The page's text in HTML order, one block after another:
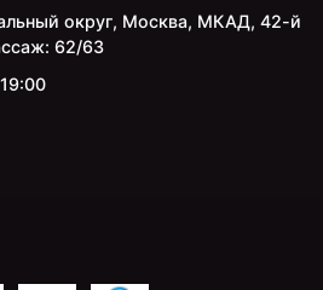
округ, Москва, МКАД, 42-й
62/63